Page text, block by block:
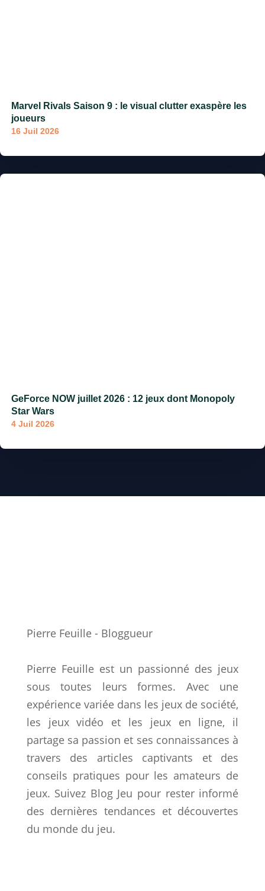
Marvel Rivals Saison 9 : le visual clutter exaspère les
joueurs
16 Juil 2026
GeForce NOW juillet 2026 : 12 jeux dont Monopoly
Star Wars
4 Juil 2026
Pierre Feuille - Bloggueur
Pierre Feuille est un passionné des jeux
sous toutes leurs formes. Avec une
expérience variée dans les jeux de société,
les jeux vidéo et les jeux en ligne, il
partage sa passion et ses connaissances à
travers des articles captivants et des
conseils pratiques pour les amateurs de
jeux. Suivez Blog Jeu pour rester informé
des dernières tendances et découvertes
du monde du jeu.